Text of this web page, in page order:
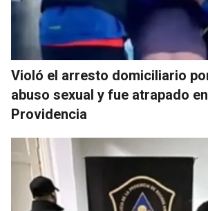
Violó el arresto domiciliario
abuso sexual y fue atrapado
Providencia